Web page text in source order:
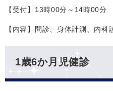
【受付】13時00分～14時00分
【内容】問診、身体計測、内科
1歳6か月児健診